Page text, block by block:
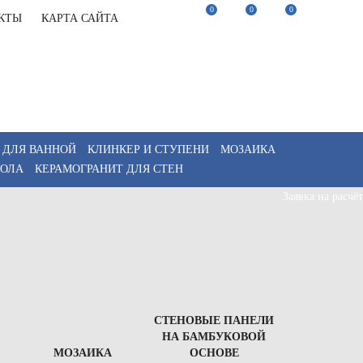
КАРТА САЙТА
0 0 0
ВАННОЙ КЛИНКЕР И СТУПЕНИ
МОЗАИКА
КЕРАМОГРАНИТ ДЛЯ СТЕН
МОЗАИКА
СТЕНОВЫЕ ПАНЕЛИ
НА БАМБУКОВОЙ
ОСНОВЕ
Заявка на расчёт